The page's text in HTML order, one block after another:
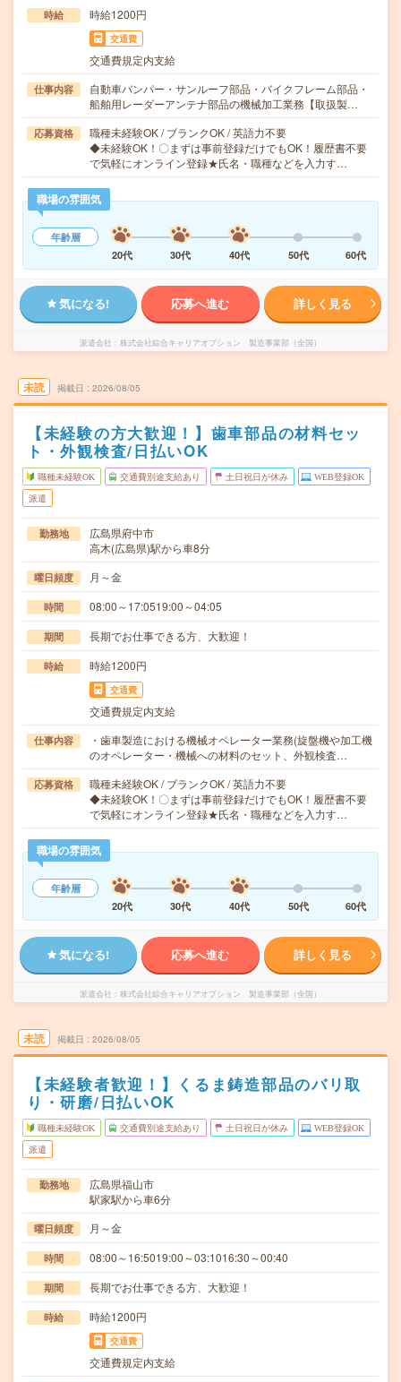
時給 時給1200円
交通費
交通費規定内支給
仕事内容
自動車バンパー・サンルーフ部品・バイクフレーム部品・
船舶用レーダーアンテナ部品の機械加工業務【取扱製…
応募資格
職種未経験OK / ブランクOK / 英語力不要
◆未経験OK！〇まずは事前登録だけでもOK！履歴書不要
で気軽にオンライン登録★氏名・職種などを入力す…
職場の雰囲気
年齢層
20代
30代 40代 50代 60代
気になる! 応募へ進む 詳しく見る
派遣会社 株式会社綜合キャリアオプション 製造事業部（全国）
未読 掲載日 2026/08/05
【未経験の方大歓迎！】歯車部品の材料セッ
ト・外観検査/日払いOK
職種未経験OK 交通費別途支給あり 土日祝日が休み WEB登録OK
派遣
勤務地
広島県府中市
高木(広島県)駅から車8分
曜日頻度 月～金
時間 08:00～17:0519:00～04:05
期間 長期でお仕事できる方、大歓迎！
時給 時給1200円
交通費
交通費規定内支給
仕事内容
・歯車製造における機械オペレーター業務(旋盤機や加工機
のオペレーター・機械への材料のセット、外観検査…
応募資格
職種未経験OK / ブランクOK / 英語力不要
◆未経験OK！〇まずは事前登録だけでもOK！履歴書不要
で気軽にオンライン登録★氏名・職種などを入力す…
職場の雰囲気
年齢層
20代
30代 40代 50代 60代
気になる! 応募へ進む 詳しく見る
派遣会社 株式会社綜合キャリアオプション 製造事業部（全国）
未読 掲載日 2026/08/05
【未経験者歓迎！】くるま鋳造部品のバリ取
り・研磨/日払いOK
職種未経験OK 交通費別途支給あり 土日祝日が休み WEB登録OK
派遣
勤務地
広島県福山市
駅家駅から車6分
曜日頻度 月～金
時間 08:00～16:5019:00～03:1016:30～00:40
期間 長期でお仕事できる方、大歓迎！
時給 時給1200円
交通費
交通費規定内支給